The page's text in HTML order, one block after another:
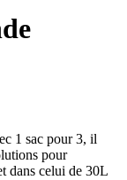
1 sac pour 3, il
pour
dans celui de 30L